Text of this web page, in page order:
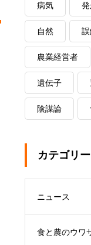
病気
自然
農業経営者
遺伝子
陰謀論
カテゴリー
ニュース
食と農のウワ